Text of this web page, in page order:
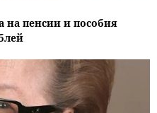
на пенсии и пособия